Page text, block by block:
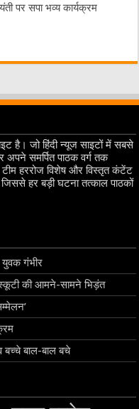
पर सपा भव्य कार्यक्रम
है। जो हिंदी न्यूज साइटों में सबसे
अपने समर्पित पाठक वर्ग तक
टीम हररोज विशेष और विस्तृत कंटेंट
हर बड़ी घटना तत्काल पाठकों
युवक गंभीर
स्कूटी की आमने-सामने भिड़ंत
बच्चे बाल-बाल बचे